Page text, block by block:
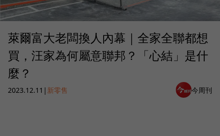
萊爾富大老闆換人內幕｜全家全聯都想
買，汪家為何屬意聯邦？「心結」是什
麼？
2023.12.11 | 新零售 今周刊